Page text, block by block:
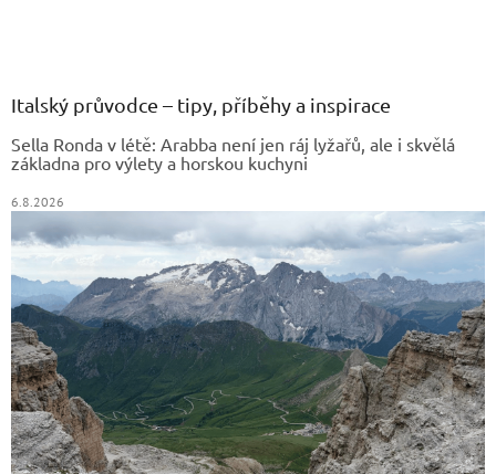
Italský průvodce – tipy, příběhy a inspirace
Sella Ronda v létě: Arabba není jen ráj lyžařů, ale i skvělá
základna pro výlety a horskou kuchyni
6.8.2026